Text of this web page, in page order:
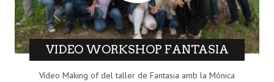
VIDEO WORKSHOP FANTASIA
Vídeo Making of del taller de Fantasia amb la Mónica